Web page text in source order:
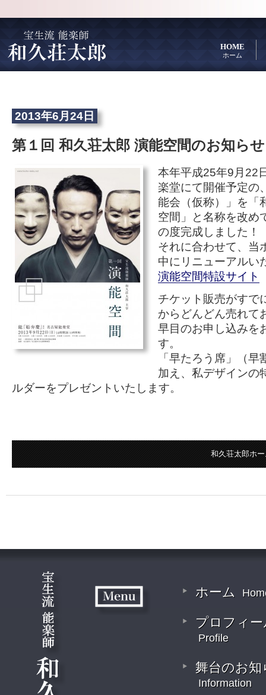
HOME
ホーム
2013年6月24日
第１回 和久荘太郎 演能空間のお知らせ
本年平成25年9月22
楽堂にて開催予定の
能会（仮称）」を
空間」と名称を改め
の度完成しました！
それに合わせて、当
中にリニューアルい
演能空間特設サイト
チケット販売がすで
からどんどん売れて
早目のお申し込みを
す。
「早たろう席」（
加え、私デザインの
ルダーをプレゼントいたします。
和久荘太郎ホ
ホーム
プロフィー
Profile
舞台のお知
Information